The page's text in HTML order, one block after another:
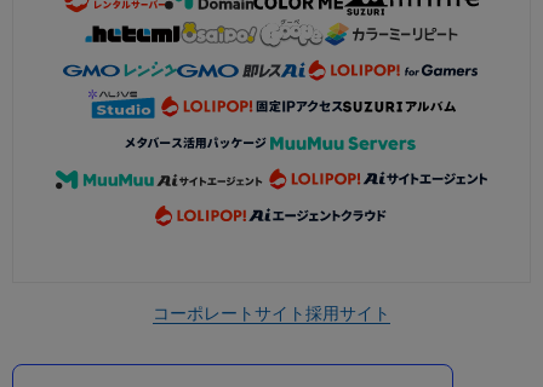
コーポレートサイト採用サイト